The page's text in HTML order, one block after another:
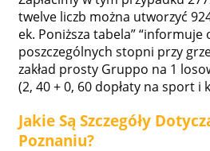
twelve liczb można utworzyć
ek. Poniższa tabela”
poszczególnych stopni przy
zakład prosty Gruppo na 1
(2, 40 + 0, 60 dopłaty na sport i
Jakie Są Szczegóły
Poznaniu?